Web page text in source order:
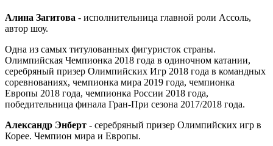
Алина Загитова - исполнительница главной роли Ассоль,
автор шоу.
Одна из самых титулованных фигуристок страны.
Олимпийская Чемпионка 2018 года в одиночном катании,
серебряный призер Олимпийских Игр 2018 года в командных
соревнованиях, чемпионка мира 2019 года, чемпионка
Европы 2018 года, чемпионка России 2018 года,
победительница финала Гран-При сезона 2017/2018 года.
Александр Энберт - серебряный призер Олимпийских игр в
Корее. Чемпион мира и Европы.